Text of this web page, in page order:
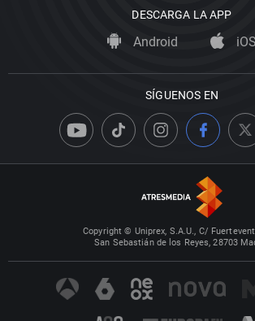
DESCARGA LA APP
Android iOS
SÍGUENOS EN
Copyright © Uniprex, S.A.U., C/
San Sebastián de los Reyes, 28703